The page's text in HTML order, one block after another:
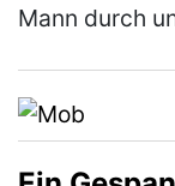
Mann durch